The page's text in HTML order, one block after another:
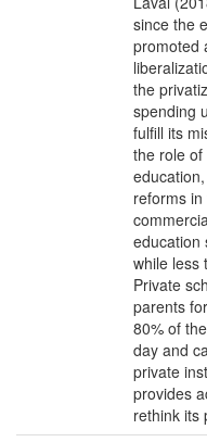
since the
promoted
the
spending
fulfill its
the role of
reforms
education
while less
Private
parents
80% of
day and
private
provides
rethink its